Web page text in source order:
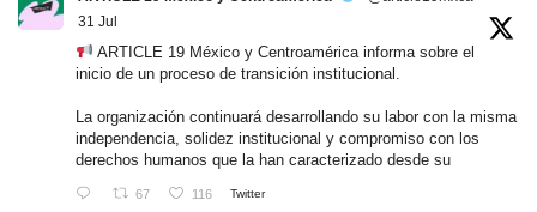
31 Jul
ARTICLE 19 México y Centroamérica informa sobre el
inicio de un proceso de transición institucional.
La organización continuará desarrollando su labor con la misma
independencia, solidez institucional y compromiso con los
derechos humanos que la han caracterizado desde su
67 116 Twitter